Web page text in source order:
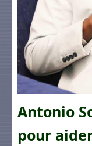
Antonio
pour